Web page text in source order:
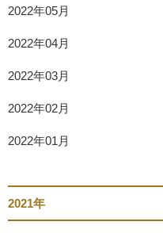
2022年05月
2022年04月
2022年03月
2022年02月
2022年01月
2021年